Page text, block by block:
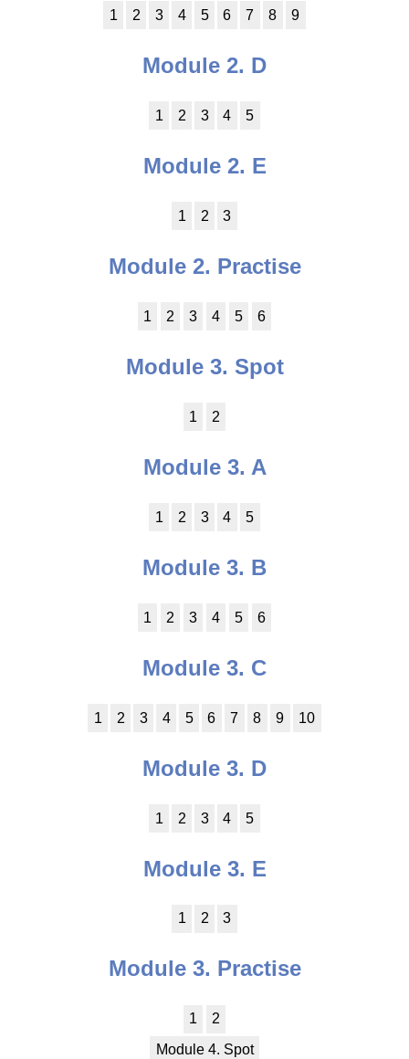
1 2 3 4 5 6 7 8 9
Module 2. D
1 2 3 4 5
Module 2. E
1 2 3
Module 2. Practise
1 2 3 4 5 6
Module 3. Spot
1 2
Module 3. A
1 2 3 4 5
Module 3. B
1 2 3 4 5 6
Module 3. C
1 2 3 4 5 6 7 8 9 10
Module 3. D
1 2 3 4 5
Module 3. E
1 2 3
Module 3. Practise
1
2
Module 4. Spot